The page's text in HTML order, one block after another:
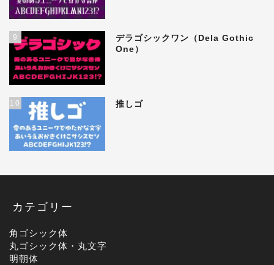
9
デラゴシックワン（Dela Gothic
One）
10 推しゴ
カテゴリー
角ゴシック体
丸ゴシック体・丸文字
明朝体